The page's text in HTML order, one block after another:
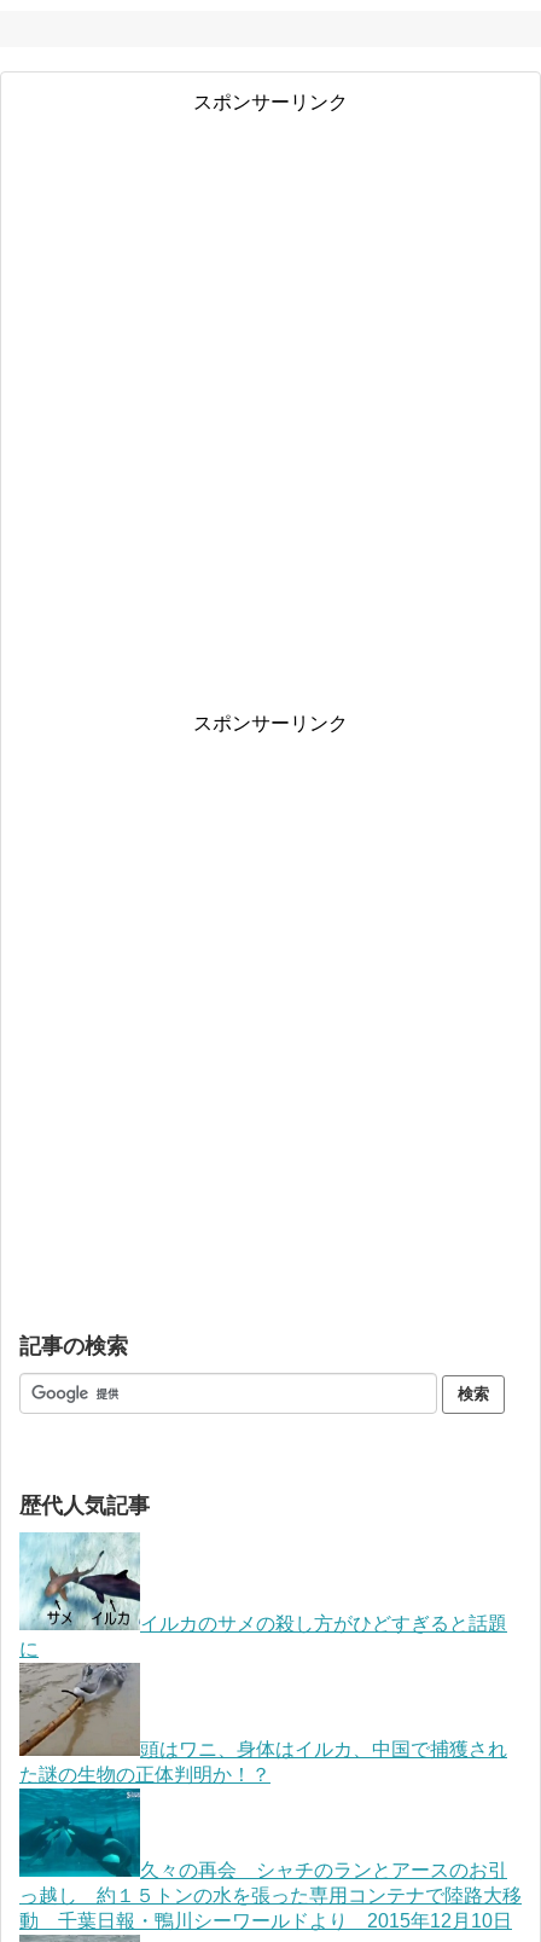
スポンサーリンク
スポンサーリンク
記事の検索
歴代人気記事
イルカのサメの殺し方がひどすぎると話題
に
頭はワニ、身体はイルカ、中国で捕獲され
た謎の生物の正体判明か！？
久々の再会 シャチのランとアースのお引
っ越し 約１５トンの水を張った専用コンテナで陸路大移
動 千葉日報・鴨川シーワールドより 2015年12月10日